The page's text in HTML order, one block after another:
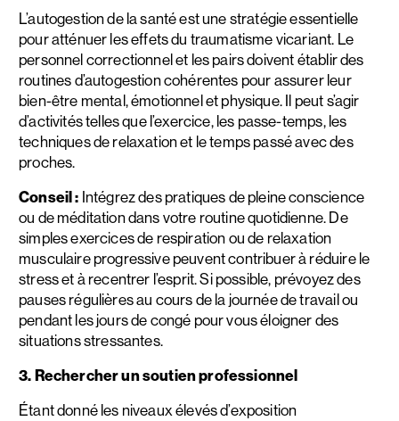
L’autogestion de la santé est une stratégie essentielle
pour atténuer les effets du traumatisme vicariant. Le
personnel correctionnel et les pairs doivent établir des
routines d’autogestion cohérentes pour assurer leur
bien-être mental, émotionnel et physique. Il peut s’agir
d’activités telles que l’exercice, les passe-temps, les
techniques de relaxation et le temps passé avec des
proches.
Conseil : Intégrez des pratiques de pleine conscience
ou de méditation dans votre routine quotidienne. De
simples exercices de respiration ou de relaxation
musculaire progressive peuvent contribuer à réduire le
stress et à recentrer l’esprit. Si possible, prévoyez des
pauses régulières au cours de la journée de travail ou
pendant les jours de congé pour vous éloigner des
situations stressantes.
3. Rechercher un soutien professionnel
Étant donné les niveaux élevés d’exposition